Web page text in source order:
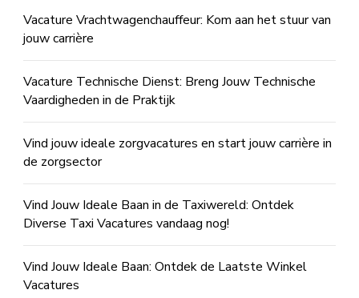
Vacature Vrachtwagenchauffeur: Kom aan het stuur van
jouw carrière
Vacature Technische Dienst: Breng Jouw Technische
Vaardigheden in de Praktijk
Vind jouw ideale zorgvacatures en start jouw carrière in
de zorgsector
Vind Jouw Ideale Baan in de Taxiwereld: Ontdek
Diverse Taxi Vacatures vandaag nog!
Vind Jouw Ideale Baan: Ontdek de Laatste Winkel
Vacatures